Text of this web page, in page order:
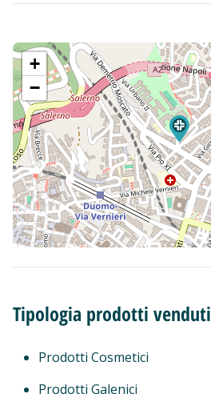
+
−
Tipologia prodotti venduti
Prodotti Cosmetici
Prodotti Galenici